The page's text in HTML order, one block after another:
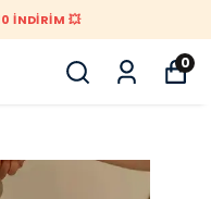
İNDİRİM 💥
0